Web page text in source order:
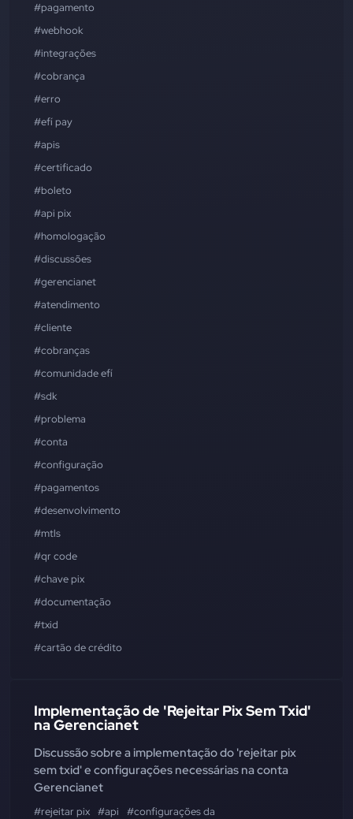
#pagamento
#webhook
#integrações
#cobrança
#erro
#efí pay
#apis
#certificado
#boleto
#api pix
#homologação
#discussões
#gerencianet
#atendimento
#cliente
#cobranças
#comunidade efí
#sdk
#problema
#conta
#configuração
#pagamentos
#desenvolvimento
#mtls
#qr code
#chave pix
#documentação
#txid
#cartão de crédito
Implementação de 'Rejeitar Pix Sem Txid'
na Gerencianet
Discussão sobre a implementação do 'rejeitar pix
sem txid' e configurações necessárias na conta
Gerencianet
#rejeitar pix #api
#configurações da